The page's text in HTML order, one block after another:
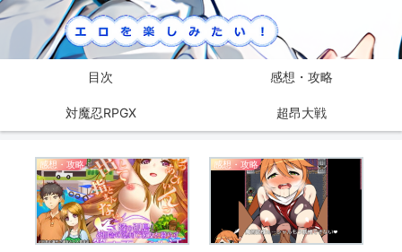
目次 感想・攻略
対魔忍RPGX 超昂大戦
感想・攻略 感想・攻略